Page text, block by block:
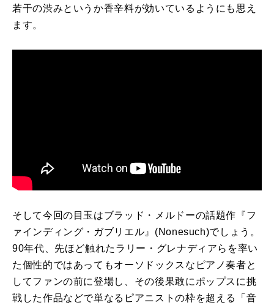
若干の渋みというか香辛料が効いているようにも思え
ます。
そして今回の目玉はブラッド・メルドーの話題作『フ
ァインディング・ガブリエル』(Nonesuch)でしょう。
90年代、先ほど触れたラリー・グレナディアらを率い
た個性的ではあってもオーソドックスなピアノ奏者と
してファンの前に登場し、その後果敢にポップスに挑
戦した作品などで単なるピアニストの枠を超える「音